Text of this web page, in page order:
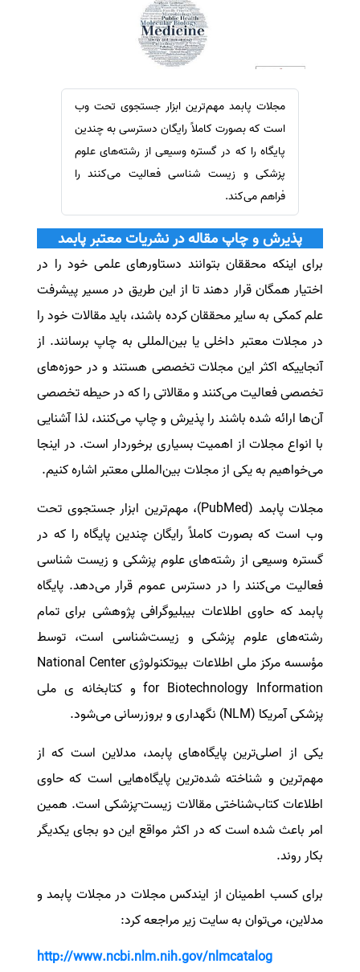
سفارش فرمت‌بندی
سفارش کاهش کمیت
سفارش معرفی مجله
سفارش معرفی مقاله
سفارش معرفی کتاب
سفارش چکیده مبسوط
سفارش ترجمه مولتی‌مدیا
سفارش گویندگی
سفارش تولید محتوا
سفارش ترجمه همزمان
سفارش چکیده گرافیکی
سفارش تهیه کاورلتر
سفارش انگیزه‌نامه‌SOP
مجلات پابمد مهم‌ترین ابزار جستجوی تحت وب
است که بصورت کاملاً رایگان دسترسی به چندین
پایگاه‌ را که در گستره وسیعی از رشته‌های علوم
پزشکی و زیست شناسی فعالیت می‌کنند را
فراهم می‌کند.
پذیرش و چاپ مقاله در نشریات معتبر پابمد
برای اینکه محققان بتوانند دستاورهای علمی خود را در
اختیار همگان قرار دهند تا از این طریق در مسیر پیشرفت
علم کمکی به سایر محققان کرده باشند، باید مقالات خود را
در مجلات معتبر داخلی یا بین‌المللی به چاپ برسانند. از
آنجاییکه اکثر این مجلات تخصصی هستند و در حوزه‌های
تخصصی فعالیت می‌کنند و مقالاتی را که در حیطه تخصصی
آن‌ها ارائه شده باشند را پذیرش و چاپ می‌کنند، لذا آشنایی
با انواع مجلات از اهمیت بسیاری برخوردار است. در اینجا
می‌خواهیم به یکی از مجلات بین‌المللی معتبر اشاره کنیم.
مجلات پابمد (PubMed)
، مهم‌ترین ابزار جستجوی تحت
وب است که بصورت کاملاً رایگان چندین پایگاه‌ را که در
گستره وسیعی از رشته‌های علوم پزشکی و زیست شناسی
فعالیت می‌کنند را در دسترس عموم قرار می‌دهد. پایگاه
پابمد که حاوی اطلاعات بیبلیوگرافی پژوهشی برای تمام
رشته‌های علوم پزشکی و زیست‌شناسی است، توسط
مؤسسه مرکز ملی اطلاعات بیوتکنولوژیNational Center
for Biotechnology Informationو کتابخانه ی ملی
پزشکی آمریکا (NLM) نگهداری و بروزرسانی می‌شود.
یکی از اصلی‌ترین پایگاه‌های پابمد، مدلاین است که از
مهم‌ترین و شناخته شده‌ترین پایگاه‌هایی است که حاوی
اطلاعات کتاب‌شناختی مقالات زیست-پزشکی است. همین
امر باعث شده است که در اکثر مواقع این دو بجای یکدیگر
بکار روند.
برای کسب اطمینان از ایندکس مجلات در مجلات پابمد و
مدلاین، می‌توان به سایت زیر مراجعه کرد:
http://www.ncbi.nlm.nih.gov/nlmcatalog